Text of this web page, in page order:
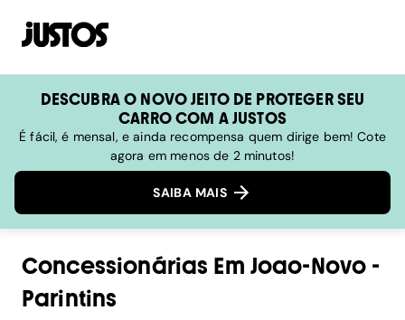
DESCUBRA O NOVO JEITO DE PROTEGER SEU
CARRO COM A JUSTOS
É fácil, é mensal, e ainda recompensa quem dirige bem! Cote
agora em menos de 2 minutos!
SAIBA MAIS
Concessionárias Em Joao-Novo -
Parintins